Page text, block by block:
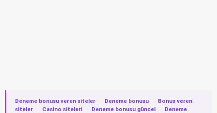
Deneme bonusu veren siteler · Deneme bonusu ·
Bonus veren
siteler
· Casino siteleri · Deneme bonusu güncel ·
Deneme